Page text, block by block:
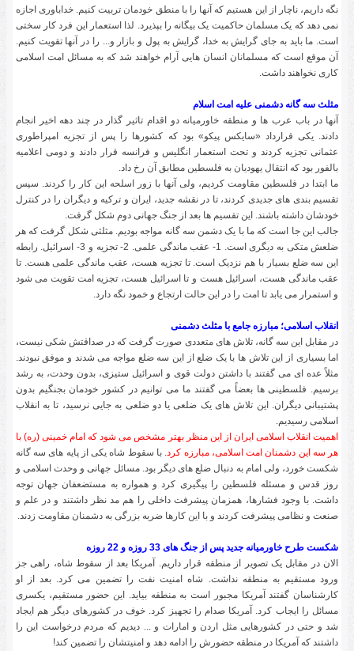
نگه داریم، ناچار از این هستیم که آنها را با منطق خودمان تربیت کنیم. خداباوری اجازه
نمی دهد که یک مسلمان حاکمیت یک بیگانه را بپذیرد. لذا استعمار این فرد کار سختی
است. ما باید به جای گرایش به خدا، گرایش به پول و بازار و... را در آنها تقویت کنیم.
آن موقع است که مسلمانان انسان هایی آرام خواهند شد که به مسائل امت اسلامی
کاری نخواهند داشت.
مثلث سه گانه دشمنی علیه امت اسلام
آنها در باب عرب ها و منطقه خاورمیانه دو اقدام تاثیر گذار در چند دهه اخیر انجام
دادند. یکی قرارداد «سایکس پیکو» بود که کشورها را پس از تجزیه امپراطوری
عثمانی تجزیه کردند و تحت استعمار انگلیس و فرانسه قرار دادند و دومی اعلامیه
بالفور بود که انتقال یهودیان به فلسطین مطابق آن رخ داد.
ما ابتدا در فلسطین مقاومت کردیم، ولی آنها با زور اسلحه این کار را کردند. سپس
تقسیم بندی های جدیدی کردند، تا در نقشه جدید، ایران و ترکیه و دیگران را در کنترل
خودشان داشته باشند. این تقسیم ها بعد از جنگ جهانی دوم شکل گرفت.
جالب این جا است که ما با یک دشمن سه گانه مواجه بودیم. مثلثی شکل گرفت که هر
ضلعش متکی به دیگری است. 1- عقب ماندگی علمی. 2- تجزیه و 3- اسرائیل. رابطه
این سه ضلع بسیار با هم نزدیک است. تا تجزیه هست، عقب ماندگی علمی هست. تا
عقب ماندگی هست، اسرائیل هست و تا اسرائیل هست، تجزیه امت تقویت می شود
و استمرار می یابد تا امت را در این حالت ارتجاع و خمود نگه دارد.
انقلاب اسلامی؛ مبارزه جامع با مثلث دشمنی
در مقابل این سه گانه، تلاش های متعددی صورت گرفت که در صداقتش شکی نیست،
اما بسیاری از این تلاش ها با یک ضلع از این سه ضلع مواجه می شدند و موفق نبودند.
مثلاً عده ای می گفتند با داشتن دولت قوی و اسرائیل ستیزی، بدون وحدت، به رشد
برسیم. فلسطینی ها بعضاً می گفتند ما می توانیم در کشور خودمان بجنگیم بدون
پشتیبانی دیگران. این تلاش های یک ضلعی یا دو ضلعی به جایی نرسید، تا به انقلاب
اسلامی رسیدیم.
اهمیت انقلاب اسلامی ایران از این منظر بهتر مشخص می شود که امام خمینی (ره) با
هر سه این دشمنان امت اسلامی، مبارزه کرد . با سقوط شاه یکی از پایه های سه گانه
شکست خورد، ولی امام به دنبال ضلع های دیگر بود. مسائل جهانی و وحدت اسلامی و
روز قدس و مسئله فلسطین را پیگیری کرد و همواره به مستضعفان جهان توجه
داشت. با وجود فشارها، همزمان پیشرفت داخلی را هم مد نظر داشتند و در علم و
صنعت و نظامی پیشرفت کردند و با این کارها ضربه بزرگی به دشمنان مقاومت زدند.
شکست طرح خاورمیانه جدید پس از جنگ های 33 روزه و 22 روزه
الان در مقابل یک تصویر از منطقه قرار داریم. آمریکا بعد از سقوط شاه، راهی جز
ورود مستقیم به منطقه نداشت. شاه امنیت نفت را تضمین می کرد. بعد از او
کارشناسان گفتند آمریکا مجبور است به منطقه بیاید. این حضور مستقیم، یکسری
مسائل را ایجاب کرد. آمریکا صدام را تجهیز کرد. خوف در کشورهای دیگر هم ایجاد
شد و حتی در کشورهایی مثل اردن و امارات و ... دیدیم که مردم درخواست این را
داشتند که آمریکا در منطقه حضورش را ادامه دهد و امنیتشان را تضمین کند!